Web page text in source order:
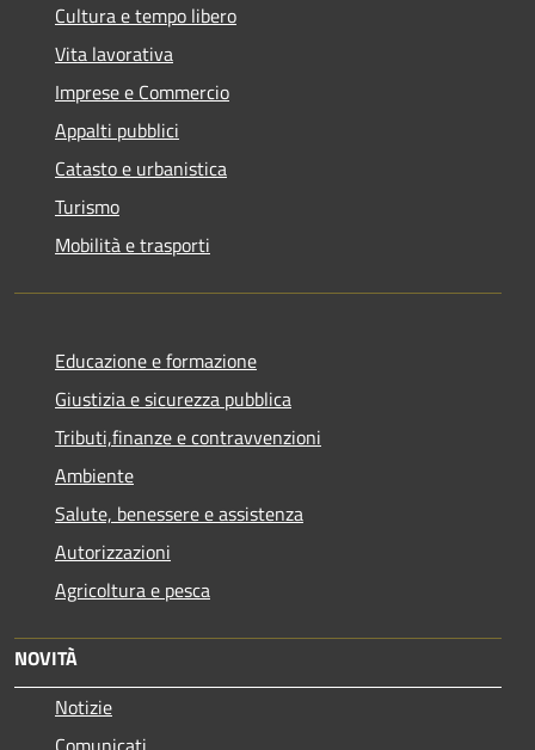
Cultura e tempo libero
Vita lavorativa
Imprese e Commercio
Appalti pubblici
Catasto e urbanistica
Turismo
Mobilità e trasporti
Educazione e formazione
Giustizia e sicurezza pubblica
Tributi,finanze e contravvenzioni
Ambiente
Salute, benessere e assistenza
Autorizzazioni
Agricoltura e pesca
NOVITÀ
Notizie